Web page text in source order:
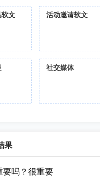
软文 活动邀请软文
社交媒体
果
要吗？很重要